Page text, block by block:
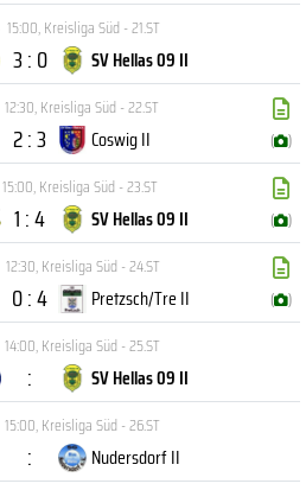
15:00,Kreisliga Süd - 21.ST
3 : 0
SV Hellas 09 II
12:30,Kreisliga Süd - 22.ST
2 : 3 Coswig II ( )
15:00,Kreisliga Süd - 23.ST
1 : 4 SV Hellas 09 II ( )
12:30,Kreisliga Süd - 24.ST
0 : 4 Pretzsch/Tre II ( )
14:00,Kreisliga Süd - 25.ST
:
SV Hellas 09 II
15:00,Kreisliga Süd - 26.ST
: Nudersdorf II